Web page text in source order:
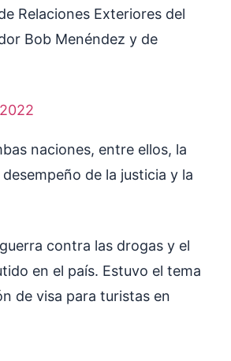
Relaciones Exteriores del
Bob Menéndez y de
naciones, entre ellos, la
de la justicia y la
contra las drogas y el
en el país. Estuvo el tema
de visa para turistas en